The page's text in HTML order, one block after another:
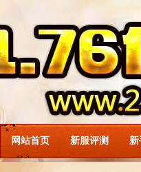
网站首页 新服评测 新